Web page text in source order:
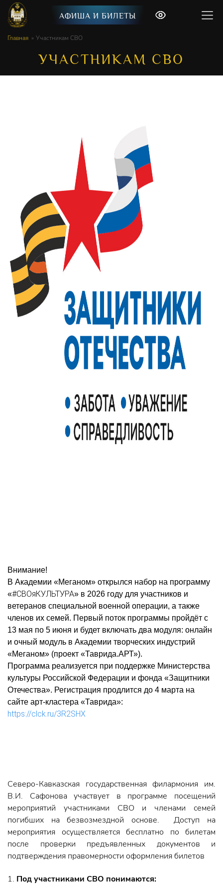
АФИША И БИЛЕТЫ
Главная Участникам СВО
УЧАСТНИКАМ СВО
Внимание!
В Академии «Меганом» открылся набор на программу
«#СВОяКУЛЬТУРА» в 2026 году для участников и
ветеранов специальной военной операции, а также
членов их семей. Первый поток программы пройдёт с
13 мая по 5 июня и будет включать два модуля: онлайн
и очный модуль в Академии творческих индустрий
«Меганом» (проект «Таврида.АРТ»).
Программа реализуется при поддержке Министерства
культуры Российской Федерации и фонда «Защитники
Отечества». Регистрация продлится до 4 марта на
сайте арт-кластера «Таврида»:
https://clck.ru/3R2SHX
Северо-Кавказская государственная филармония им.
В.И. Сафонова участвует в программе посещений
мероприятий участниками СВО и членами семей
погибших на безвозмездной основе. Доступ на
мероприятия осуществляется бесплатно по билетам
после проверки предъявленных документов и
подтверждения правомерности оформления билетов
1. Под участниками СВО понимаются: